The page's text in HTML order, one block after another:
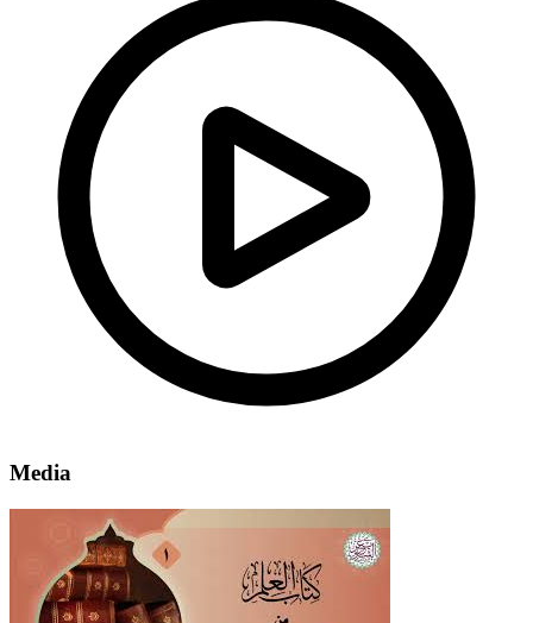
Media